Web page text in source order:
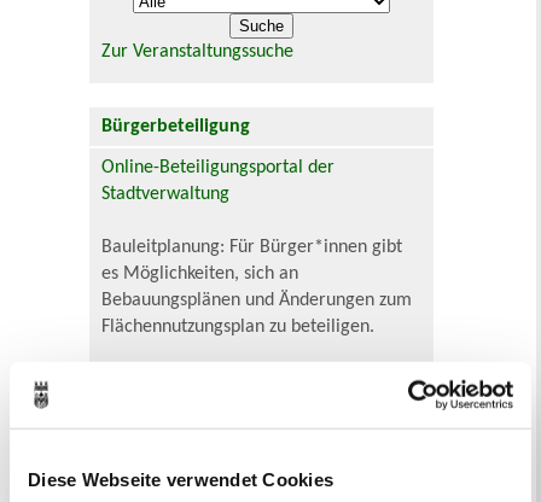
Diese Webseite verwendet Cookies
Zur Veranstaltungssuche
Bürgerbeteiligung
Online-Beteiligungsportal der
Stadtverwaltung
Bauleitplanung: Für Bürger*innen gibt
es Möglichkeiten, sich an
Bebauungsplänen und Änderungen zum
Flächennutzungsplan zu beteiligen.
Flächennutzungsplan-Änderungen finden